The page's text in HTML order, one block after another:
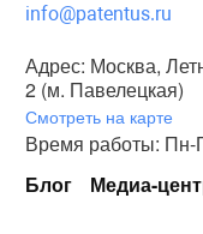
info@patentus.ru
Адрес: Москва,
2 (м. Павелецкая)
Смотреть на карте
Время работы: Пн-
Блог
Медиа-